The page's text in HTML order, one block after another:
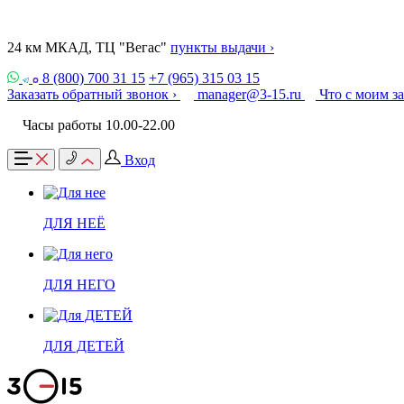
24 км МКАД, ТЦ "Вегас" пункты выдачи ›
8 (800) 700 31 15 +7 (965) 315 03 15
Заказать обратный звонок ›
manager@3-15.ru
Что с моим
Часы работы 10.00-22.00
Вход
ДЛЯ НЕЁ
ДЛЯ НЕГО
ДЛЯ ДЕТЕЙ